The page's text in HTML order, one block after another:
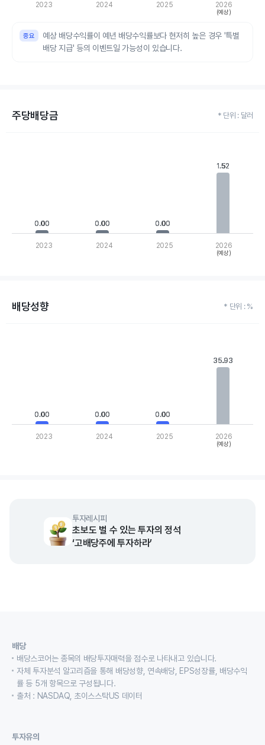
2023 2024 2025 2026
(예상)
예상 배당수익률이 예년 배당수익률보다 현저히 높은 경우 '특별
배당 지급' 등의 이벤트일 가능성이 있습니다.
주당배당금 * 단위 : 달러
0.00
0.00 0.00
0.00 0.00
0.00
1.52
1.52
2023 2024 2025 2026
(예상)
배당성향 * 단위 : %
0.00
0.00 0.00
0.00 0.00
0.00
35.93
35.93
2023 2024 2025 2026
(예상)
투자레시피
초보도 벌 수 있는 투자의 정석
‘고배당주에 투자하라’
배당
배당스코어는 종목의 배당투자매력을 점수로 나타내고 있습니다.
자체 투자분석 알고리즘을 통해 배당성향, 연속배당, EPS성장률, 배당수익
률 등 5개 항목으로 구성됩니다.
출처 : NASDAQ, 초이스스탁US 데이터
투자유의